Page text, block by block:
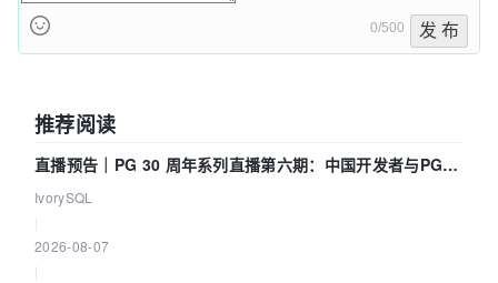
0/500 发 布
推荐阅读
直播预告｜PG 30 周年系列直播第六期：中国开发者与PG内
核——我们改得动吗？我们贡献了什么？
IvorySQL
2026-08-07